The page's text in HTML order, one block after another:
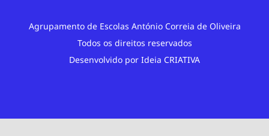
Agrupamento de Escolas António Correia de Oliveira
Todos os direitos reservados
Desenvolvido por Ideia CRIATIVA